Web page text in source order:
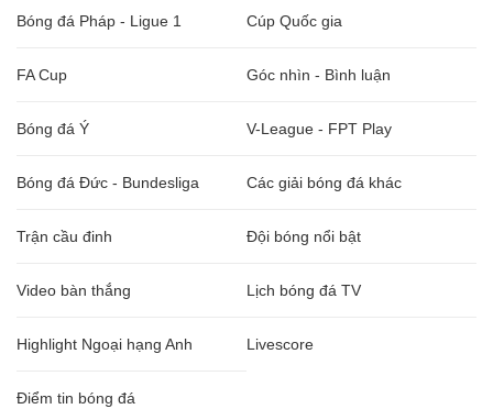
Bóng đá Pháp - Ligue 1 Cúp Quốc gia
FA Cup Góc nhìn - Bình luận
Bóng đá Ý V-League - FPT Play
Bóng đá Đức - Bundesliga Các giải bóng đá khác
Trận cầu đinh Đội bóng nổi bật
Video bàn thắng Lịch bóng đá TV
Highlight Ngoại hạng Anh Livescore
Điểm tin bóng đá